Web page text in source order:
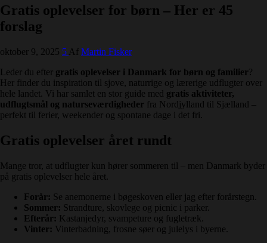
Gratis oplevelser for børn – Her er 45
forslag
oktober 9, 2025 5 Af Martin Fisker
Leder du efter gratis oplevelser i Danmark for børn og familier?
Her finder du inspiration til sjove, naturrige og lærerige udflugter over
hele landet. Vi har samlet en stor guide med gratis aktiviteter,
udflugtsmål og naturseværdigheder fra Nordjylland til Sjælland –
perfekt til ferier, weekender og spontane dage i det fri.
Gratis oplevelser året rundt
Mange tror, at udflugter kun hører sommeren til – men Danmark byder
på gratis oplevelser hele året.
Forår: Se anemonerne i bøgeskoven eller jag efter forårstegn.
Sommer: Strandture, skovlege og picnic i parker.
Efterår: Kastanjedyr, svampeture og fugletræk.
Vinter: Vinterbadning, frosne søer og julelys i byerne.